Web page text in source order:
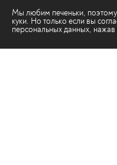
Мы любим печеньки,
куки. Но только если вы
персональных данных,